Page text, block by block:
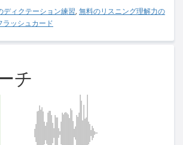
ディクテーション練習, 無料のリスニング理解力の
ラッシュカード
チ